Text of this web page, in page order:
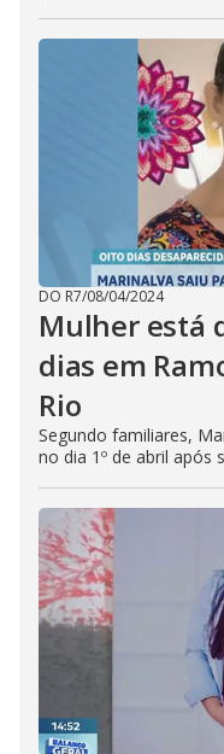
DO R7/08/04/2024
Mulher está
dias em
Rio
Segundo familiares,
no dia 1º de abril após